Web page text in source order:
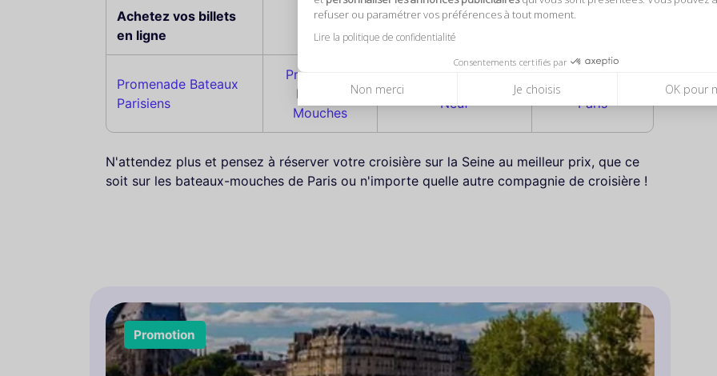
refuser ou paramétrer vos préférences à tout moment.
Lire la politique de confidentialité
Consentements certifiés par
Non merci Je choisis OK pour
Achetez vos billets
en ligne
Promenade Bateaux
Parisiens
Promenade
Bateaux
Mouches
Vedettes du Pont
Neuf
Vedettes de
Paris
N'attendez plus et pensez à réserver votre croisière sur la Seine au meilleur prix, que ce
soit sur les bateaux-mouches de Paris ou n'importe quelle autre compagnie de croisière !
Promotion